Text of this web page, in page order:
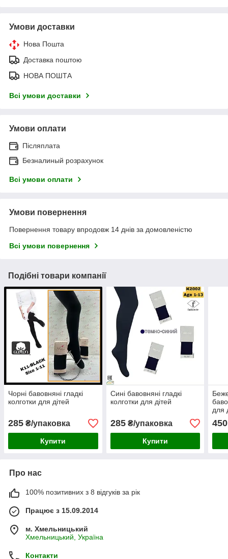
Умови доставки
Нова Пошта
Доставка поштою
НОВА ПОШТА
Всі умови доставки
Умови оплати
Післяплата
Безналиный розрахунок
Всі умови оплати
Умови повернення
Повернення товару впродовж 14 днів за домовленістю
Всі умови повернення
Подібні товари компанії
Чорні бавовняні гладкі
колготки для дітей
285 ₴/упаковка
Купити
Сині бавовняні гладкі
колготки для дітей
285₴/упаковка
Купити
для
450
Про нас
100% позитивних з 8 відгуків за рік
Працює з 15.09.2014
м. Хмельницький
Хмельницький, Україна
Контакти